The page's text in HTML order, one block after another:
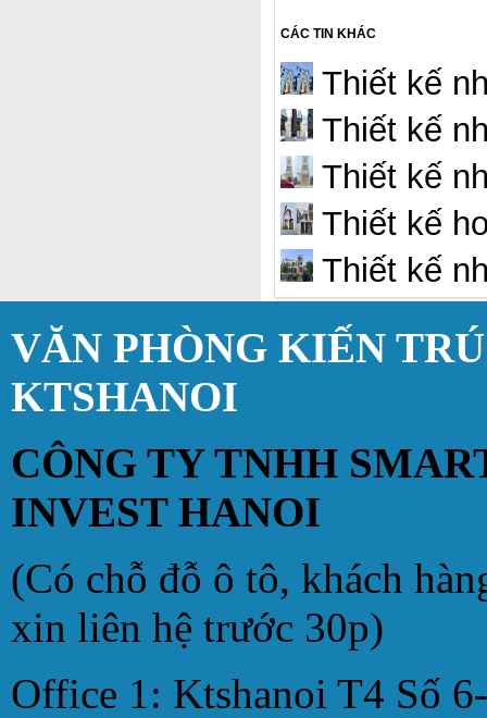
CÁC TIN KHÁC
Thiết kế
Thiết kế
Thiết kế
Thiết kế
Thiết kế
VĂN PHÒNG KIẾN
KTSHANOI
CÔNG TY TNHH
INVEST HANOI
(Có chỗ đỗ ô tô, khách
xin liên hệ trước 30p)
Office 1: Ktshanoi T4 Số